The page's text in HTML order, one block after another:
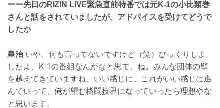
ーー先日のRIZIN LIVE緊急直前特番では元K-1の小比類巻
さんと話をされていましたが、アドバイスを受けてどうで
したか
皇治いや、何も言ってないですけど（笑）びっくりしま
したよ、K-1の番組なんかなと思て、ね。みんな団体の壁
を越えてきていますね、いい感じに。これがいい感じに進
んでいって、俺が望む格闘技界になっていったら理想やな
と思います。